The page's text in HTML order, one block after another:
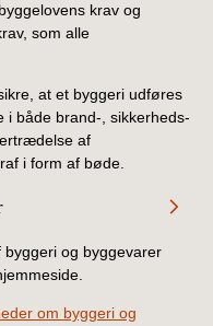
krav og
som alle
at et byggeri udføres
i både brand-, sikkerheds-
af
i form af bøde.
og byggevarer
om byggeri og